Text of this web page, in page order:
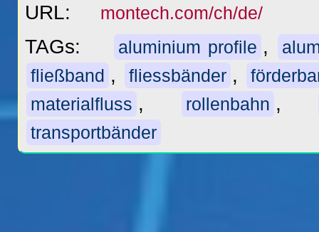
URL: montech.com/ch/de/
TAGs: aluminium profile ,
fließband , fliessbänder ,
materialfluss , rollenbahn ,
transportbänder